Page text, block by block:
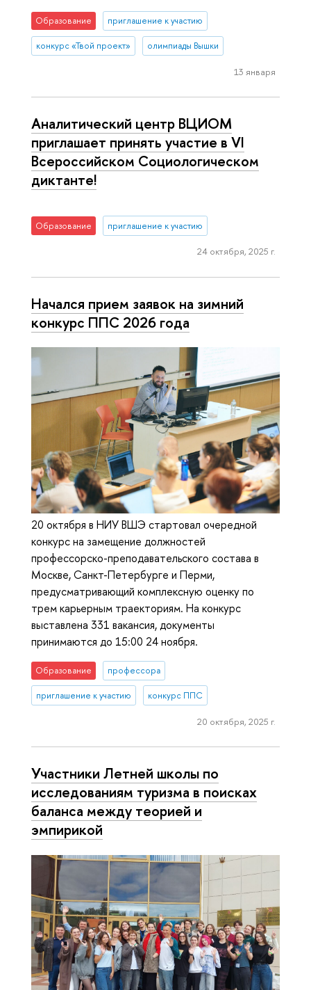
Образование приглашение к участию
конкурс «Твой проект» олимпиады Вышки
13 января
Аналитический центр ВЦИОМ
приглашает принять участие в VI
Всероссийском Социологическом
диктанте!
Образование приглашение к участию
24 октября, 2025 г.
Начался прием заявок на зимний
конкурс ППС 2026 года
20 октября в НИУ ВШЭ стартовал очередной
конкурс на замещение должностей
профессорско-преподавательского состава в
Москве, Санкт-Петербурге и Перми,
предусматривающий комплексную оценку по
трем карьерным траекториям. На конкурс
выставлена 331 вакансия, документы
принимаются до 15:00 24 ноября.
Образование профессора
приглашение к участию конкурс ППС
20 октября, 2025 г.
Участники Летней школы по
исследованиям туризма в поисках
баланса между теорией и
эмпирикой